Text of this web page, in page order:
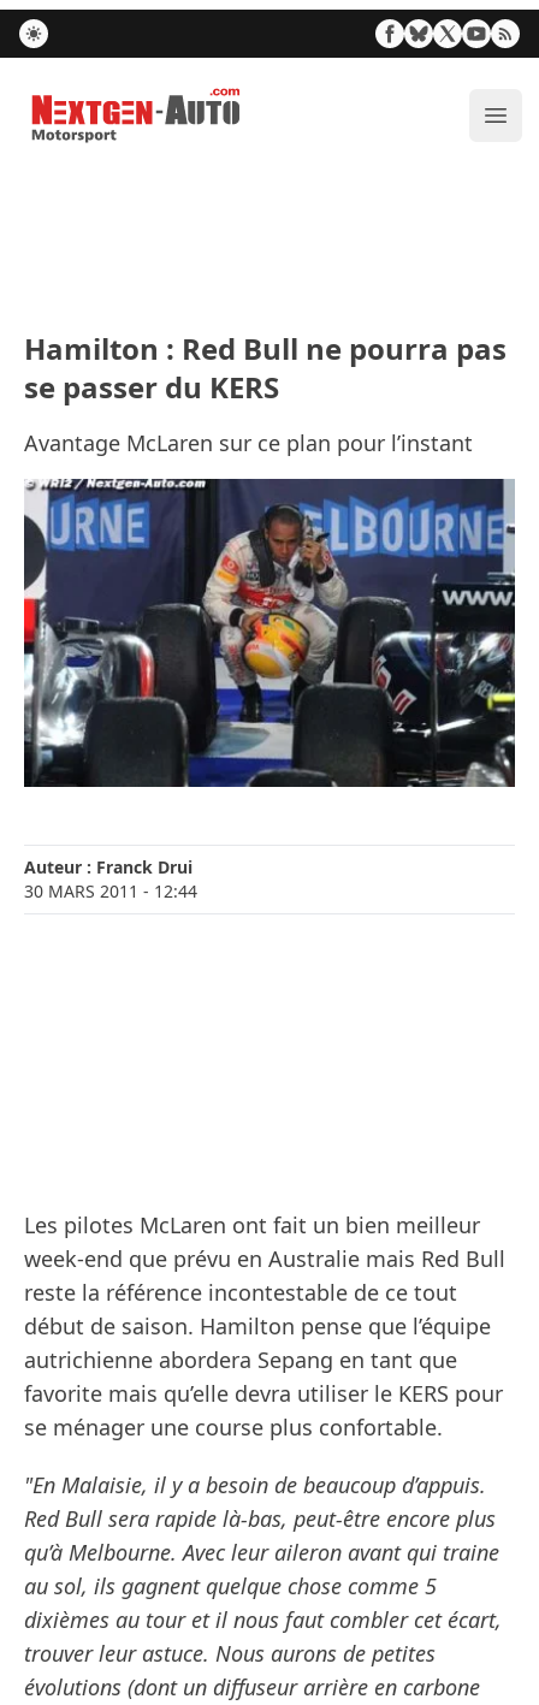
Nextgen-Auto.com
Hamilton : Red Bull ne pourra pas
se passer du KERS
Avantage McLaren sur ce plan pour l’instant
Auteur : Franck Drui
30 MARS 2011 - 12:44
Les pilotes McLaren ont fait un bien meilleur
week-end que prévu en Australie mais Red Bull
reste la référence incontestable de ce tout
début de saison. Hamilton pense que l’équipe
autrichienne abordera Sepang en tant que
favorite mais qu’elle devra utiliser le KERS pour
se ménager une course plus confortable.
"En Malaisie, il y a besoin de beaucoup d’appuis.
Red Bull sera rapide là-bas, peut-être encore plus
qu’à Melbourne. Avec leur aileron avant qui traine
au sol, ils gagnent quelque chose comme 5
dixièmes au tour et il nous faut combler cet écart,
trouver leur astuce. Nous aurons de petites
évolutions (dont un diffuseur arrière en carbone